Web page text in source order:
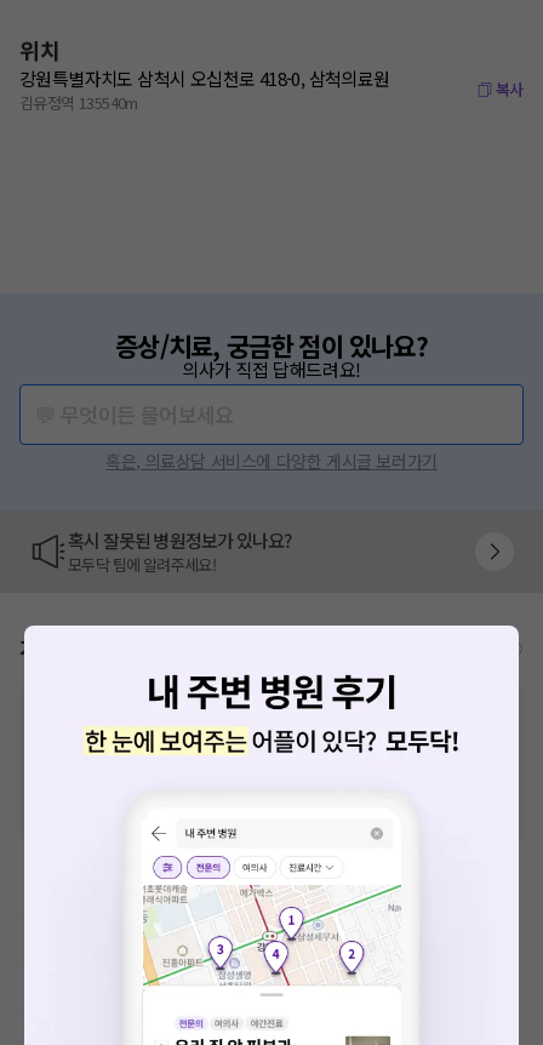
위치
강원특별자치도 삼척시 오십천로 418-0, 삼척의료원
김유정역 135540m
복사
증상/치료, 궁금한 점이 있나요?
의사가 직접 답해드려요!
혹은, 의료상담 서비스에 다양한 게시글 보러가기
혹시 잘못된 병원정보가 있나요?
모두닥 팀에 알려주세요!
가격표
비급여 항목의 경우,추가비용 등으로 실제 가격과 상이할 수 있으니, 정확
한 가격은 해당 의료기관에 직접 문의해주세요.
급여 항목의 경우,건강보험심사평가원에 고지되어 있는 급여 진료 기준 가